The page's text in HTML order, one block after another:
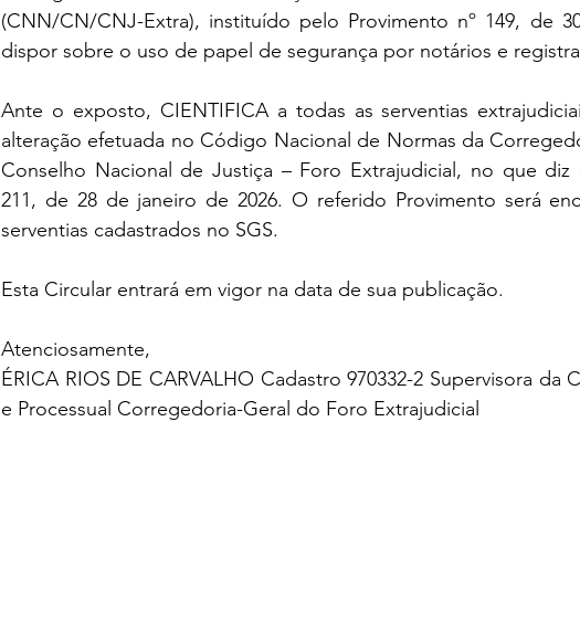
(CNN/CN/CNJ-Extra), instituído pelo Provimento nº 149, de
dispor sobre o uso de papel de segurança por notários e
Ante o exposto, CIENTIFICA a todas as serventias
alteração efetuada no Código Nacional de Normas da
Conselho Nacional de Justiça – Foro Extrajudicial, no que diz
211, de 28 de janeiro de 2026. O referido Provimento será
serventias cadastrados no SGS.
Esta Circular entrará em vigor na data de sua publicação.
Atenciosamente,
ÉRICA RIOS DE CARVALHO Cadastro 970332-2 Supervisora
e Processual Corregedoria-Geral do Foro Extrajudicial